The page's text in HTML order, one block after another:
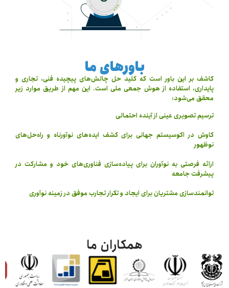
باورهای ما
کاشف بر این باور است که کلید حل چالش‌های پیچیده فنی، تجاری و
پایداری، استفاده از هوش جمعی ملی است. این مهم از طریق موارد زیر
محقق می‌شود:
ترسیم تصویری عینی از آینده احتمالی
کاوش در اکوسیستم جهانی برای کشف ایده‌های نوآورناه و راه‌حل‌های
نوظهور
ارائه فرصتی به نوآوران برای پیاده‌سازی فناوری‌های خود و مشارکت در
پیشرفت جامعه
توانمندسازی مشتریان برای ایجاد و تکرار تجارب موفق در زمینه نوآوری
همکاران ما